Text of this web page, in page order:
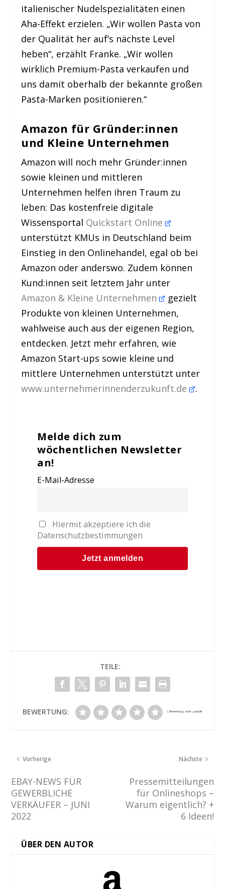
italienischer Nudelspezialitäten einen
Aha-Effekt erzielen. „Wir wollen Pasta von
der Qualität her auf‘s nächste Level
heben“, erzählt Franke. „Wir wollen
wirklich Premium-Pasta verkaufen und
uns damit oberhalb der bekannte großen
Pasta-Marken positionieren.“
Amazon für Gründer:innen
und Kleine Unternehmen
Amazon will noch mehr Gründer:innen
sowie kleinen und mittleren
Unternehmen helfen ihren Traum zu
leben: Das kostenfreie digitale
Wissensportal Quickstart Online
unterstützt KMUs in Deutschland beim
Einstieg in den Onlinehandel, egal ob bei
Amazon oder anderswo. Zudem können
Kund:innen seit letztem Jahr unter
Amazon & Kleine Unternehmen
gezielt
Produkte von kleinen Unternehmen,
wahlweise auch aus der eigenen Region,
entdecken. Jetzt mehr erfahren, wie
Amazon Start-ups sowie kleine und
mittlere Unternehmen unterstützt unter
www.unternehmerinnenderzukunft.de .
Melde dich zum
wöchentlichen Newsletter
an!
E-Mail-Adresse
Hiermit akzeptiere ich die
Datenschutzbestimmungen
TEILE:
BEWERTUNG:
Vorherige
EBAY-NEWS FÜR
GEWERBLICHE
VERKÄUFER – JUNI
2022
Nächste
Pressemitteilungen
für Onlineshops –
Warum eigentlich? +
6 Ideen!
ÜBER DEN AUTOR